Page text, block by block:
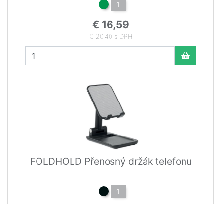
1
€ 16,59
€ 20,40 s DPH
FOLDHOLD Přenosný držák telefonu
1